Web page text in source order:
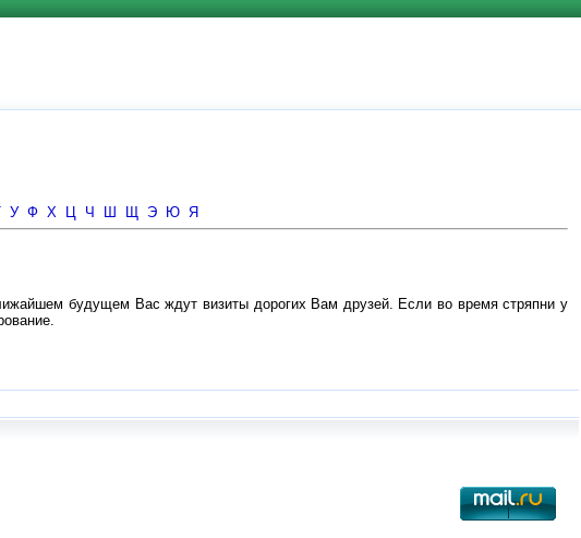
У Ф Х Ц Ч Ш Щ Э Ю Я
будущем Вас ждут визиты дорогих Вам друзей. Если во время стряпни у